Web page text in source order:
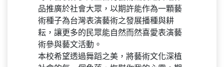
品推廣於社會大眾，以期許能作為一顆藝
術種子為台灣表演藝術之發展播種與耕
耘，讓更多的民眾能自然而然喜愛表演藝
術參與藝文活動。
本校希望透過舞蹈之美，將藝術文化深植